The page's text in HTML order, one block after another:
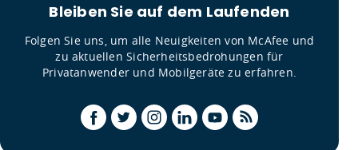
Bleiben Sie auf dem Laufenden
Folgen Sie uns, um alle Neuigkeiten von McAfee und
zu aktuellen Sicherheitsbedrohungen für
Privatanwender und Mobilgeräte zu erfahren.